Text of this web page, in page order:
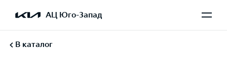
АЦ Юго-Запад
В каталог